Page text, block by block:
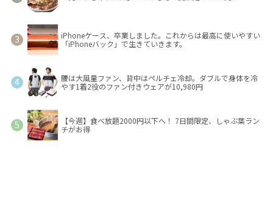
iPhoneケース、卒業しました。これからは最高に使いやすい
「iPhoneバック」で生きていきます。
腰は大風量ファン、背中はペルチェ冷却。ダブルで身体を冷
やす1着2役のファン付きウェアが10,980円
【今週】食べ放題2000円以下へ！ 7日間限定、しゃぶ葉ラン
チがお得